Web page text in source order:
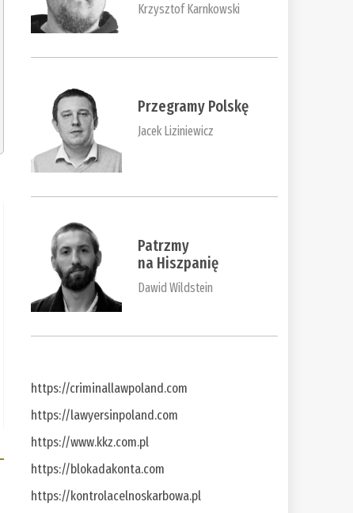
Krzysztof Karnkowski
Przegramy Polskę
Jacek Liziniewicz
Patrzmy
na Hiszpanię
Dawid Wildstein
https://criminallawpoland.com
https://lawyersinpoland.com
https://www.kkz.com.pl
https://blokadakonta.com
https://kontrolacelnoskarbowa.pl